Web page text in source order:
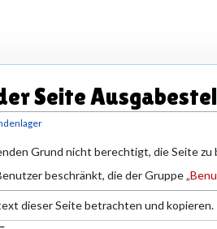
Seite
Grund nicht berechtigt, die Seite zu
beschränkt, die der Gruppe „
dieser Seite betrachten und kopieren.